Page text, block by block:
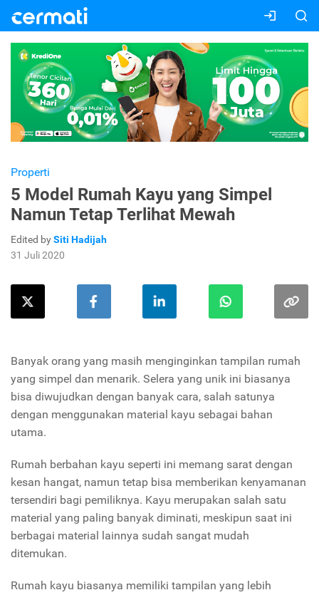
Properti
5 Model Rumah Kayu yang Simpel
Namun Tetap Terlihat Mewah
Edited bySiti Hadijah
31 Juli 2020
Banyak orang yang masih menginginkan tampilan rumah
yang simpel dan menarik. Selera yang unik ini biasanya
bisa diwujudkan dengan banyak cara, salah satunya
dengan menggunakan material kayu sebagai bahan
utama.
Rumah berbahan kayu seperti ini memang sarat dengan
kesan hangat, namun tetap bisa memberikan kenyamanan
tersendiri bagi pemiliknya. Kayu merupakan salah satu
material yang paling banyak diminati, meskipun saat ini
berbagai material lainnya sudah sangat mudah
ditemukan.
Rumah kayu biasanya memiliki tampilan yang lebih